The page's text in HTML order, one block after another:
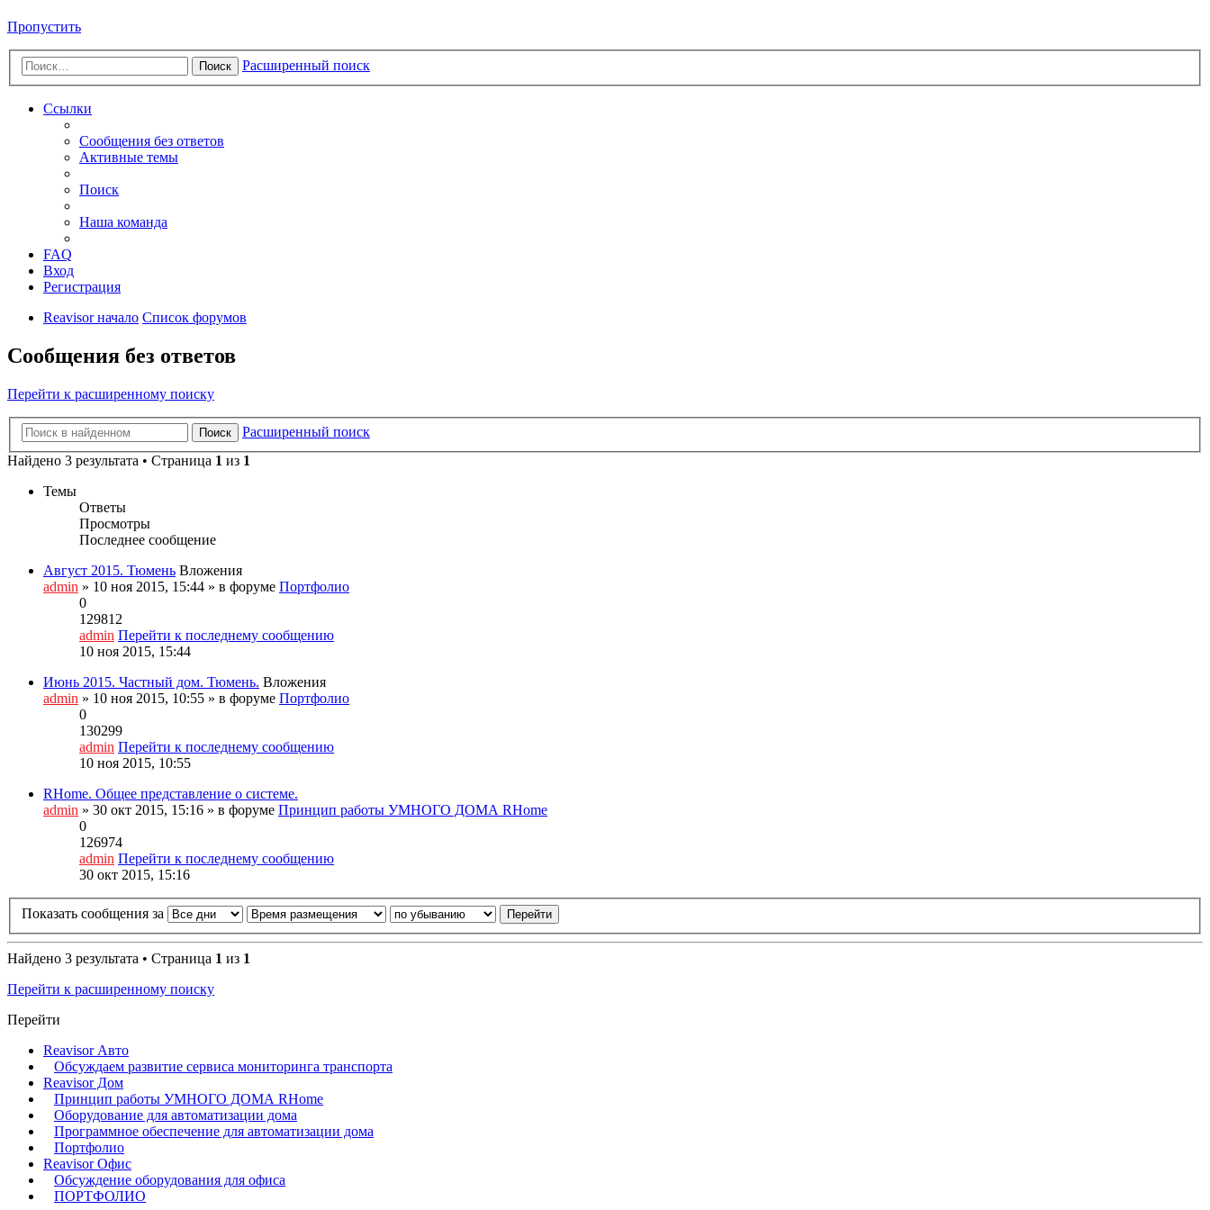
Пропустить
Поиск Расширенный поиск
Ссылки
Сообщения без ответов
Активные темы
Поиск
Наша команда
FAQ
Вход
Регистрация
Reavisor начало Список форумов
Сообщения без ответов
Перейти к расширенному поиску
Поиск
Расширенный поиск
Найдено 3 результата • Страница 1 из 1
Темы
Ответы
Просмотры
Последнее сообщение
Август 2015. Тюмень Вложения
admin » 10 ноя 2015, 15:44 » в форуме Портфолио
0
129812
admin Перейти к последнему сообщению
10 ноя 2015, 15:44
Июнь 2015. Частный дом. Тюмень. Вложения
admin » 10 ноя 2015, 10:55 » в форуме Портфолио
0
130299
admin Перейти к последнему сообщению
10 ноя 2015, 10:55
RHome. Общее представление о системе.
admin » 30 окт 2015, 15:16 » в форуме Принцип работы УМНОГО ДОМА RHome
0
126974
admin Перейти к последнему сообщению
30 окт 2015, 15:16
Показать сообщения за
Найдено 3 результата • Страница 1 из 1
Перейти к расширенному поиску
Перейти
Reavisor Авто
Обсуждаем развитие сервиса мониторинга транспорта
Reavisor Дом
Принцип работы УМНОГО ДОМА RHome
Оборудование для автоматизации дома
Программное обеспечение для автоматизации дома
Портфолио
Reavisor Офис
Обсуждение оборудования для офиса
ПОРТФОЛИО